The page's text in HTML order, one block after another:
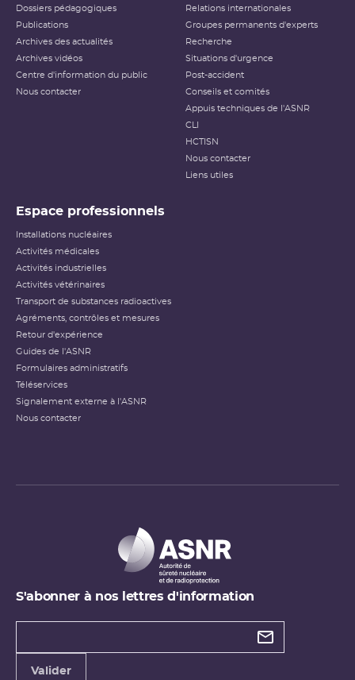
Dossiers pédagogiques
Publications
Archives des actualités
Archives vidéos
Centre d'information du public
Nous contacter
Relations internationales
Groupes permanents d'experts
Recherche
Situations d'urgence
Post-accident
Conseils et comités
Appuis techniques de l'ASNR
CLI
HCTISN
Nous contacter
Liens utiles
Espace professionnels
Installations nucléaires
Activités médicales
Activités industrielles
Activités vétérinaires
Transport de substances radioactives
Agréments, contrôles et mesures
Retour d'expérience
Guides de l'ASNR
Formulaires administratifs
Téléservices
Signalement externe à l'ASNR
Nous contacter
S'abonner à nos lettres d'information
Types de
Valider